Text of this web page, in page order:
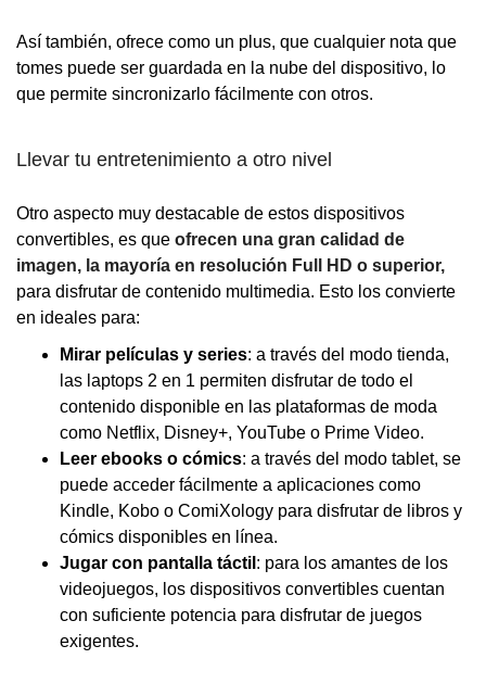
Así también, ofrece como un plus, que cualquier nota que
tomes puede ser guardada en la nube del dispositivo, lo
que permite sincronizarlo fácilmente con otros.
Llevar tu entretenimiento a otro nivel
Otro aspecto muy destacable de estos dispositivos
convertibles, es que ofrecen una gran calidad de
imagen, la mayoría en resolución Full HD o superior,
para disfrutar de contenido multimedia. Esto los convierte
en ideales para:
Mirar películas y series: a través del modo tienda,
las laptops 2 en 1 permiten disfrutar de todo el
contenido disponible en las plataformas de moda
como Netflix, Disney+, YouTube o Prime Video.
Leer ebooks o cómics: a través del modo tablet, se
puede acceder fácilmente a aplicaciones como
Kindle, Kobo o ComiXology para disfrutar de libros y
cómics disponibles en línea.
Jugar con pantalla táctil : para los amantes de los
videojuegos, los dispositivos convertibles cuentan
con suficiente potencia para disfrutar de juegos
exigentes.